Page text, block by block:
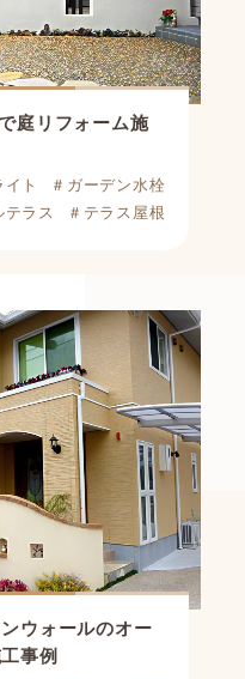
庭リフォーム施
ト
＃ガーデン水栓
テラス
＃テラス屋根
ウォールのオー
事例